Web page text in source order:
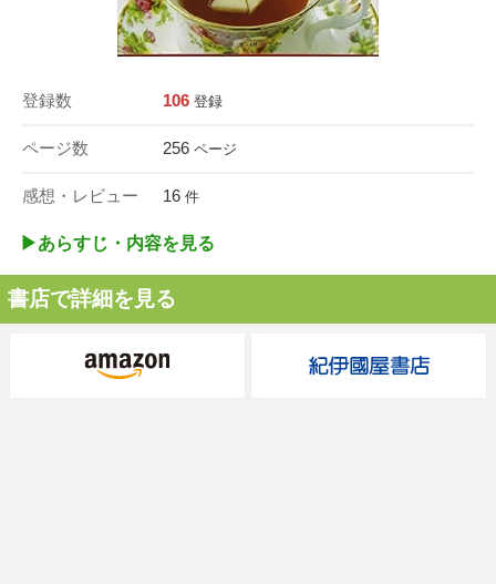
登録数 106 登録
ページ数 256 ページ
感想・レビュー 16 件
▶︎あらすじ・内容を見る
書店で詳細を見る